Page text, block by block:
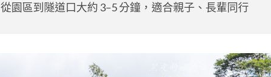
從園區到隧道口大約 3–5 分鐘，適合親子、長輩同行